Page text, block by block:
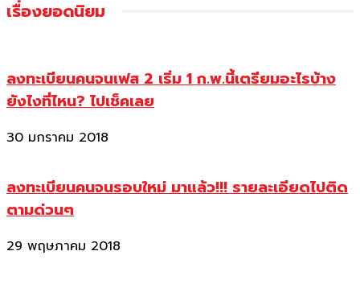
เรื่องยอดนิยม
ลงทะเบียนคนจนเฟส 2 เริ่ม 1 ก.พ.นี้เตรียมอะไรบ้าง
ยังไงที่ไหน? ไปเช็คเลย
30 มกราคม 2018
ลงทะเบียนคนจนรอบใหม่ มาแล้ว!!! รายละเอียดไปติด
ตามด่วนๆ
29 พฤษภาคม 2018